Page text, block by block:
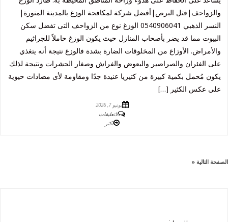
والزواحف|قتل البرص|أفضل شركة لمكافحة الوزغ بالمدينة المنورة|
النسر الذهبي 0540906041 الوزغ نوع من الزواحف التى تفضل سكن
البيوت مما قد يضر بأصحاب المنازل حيث يكون الوزغ حاملاً للجراثيم
والأمراض. الأوزاغ من المخلوقات الضارة بشدة فالوزغ نتيجة أنه يتغذي
على الفئران والصراصير والبعوض والفراش وصغار الحشرات ونتيجة لذلك
يكون مُحمل بكمية كبيرة من كتيريا عنيدة جدًا ومقاومة لأى مضادات حيوية
على عكس الكثير […]
يونيو 7, 2026
لاتعليقات
اكثر
الصفحة التالية «